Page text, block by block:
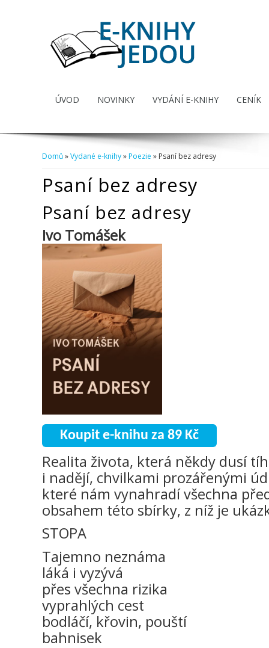
ÚVOD NOVINKY VYDÁNÍ E-KNIHY CENÍK
Domů»Vydané e-knihy»Poezie » Psaní bez adresy
Psaní bez adresy
Psaní bez adresy
Ivo Tomášek
Koupit e-knihu za 89 Kč
Realita života, která někdy dusí
i nadějí, chvilkami prozářenými
které nám vynahradí všechna
obsahem této sbírky, z níž je
STOPA
Tajemno neznáma
láká i vyzývá
přes všechna rizika
vyprahlých cest
bodláčí, křovin, pouští
bahnisek